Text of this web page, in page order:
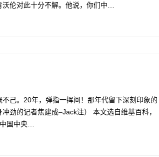
伦对此十分不解。他说，你们中…
己。20年，弹指一挥间！那年代留下深刻印象的
劲的记者焦建成–Jack注） 本文选自维基百科，
国中央…